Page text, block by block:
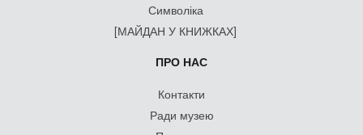
Символіка
[МАЙДАН У КНИЖКАХ]
ПРО НАС
Контакти
Ради музею